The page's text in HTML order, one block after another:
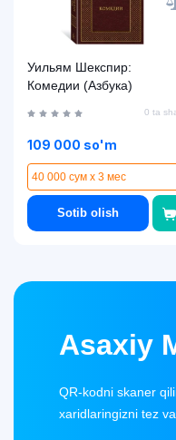
Уильям Шекспир:
Комедии (Азбука)
0 ta
109 000 so'm
40 000 сум x 3 мес
Sotib olish
Asaxiy
QR-kodni skaner
xaridlaringizni tez